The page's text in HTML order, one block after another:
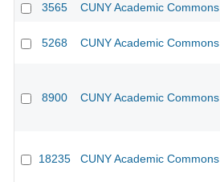
3565 CUNY Academic Commons
5268 CUNY Academic Commons
8900 CUNY Academic Commons
18235 CUNY Academic Commons